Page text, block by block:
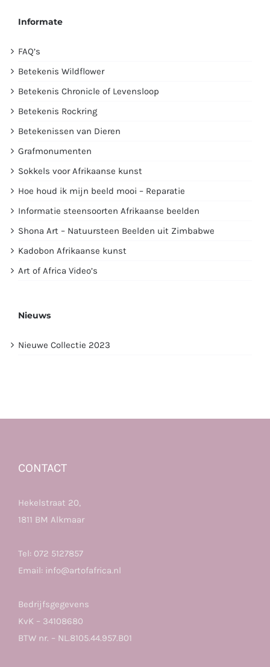
Informate
FAQ’s
Betekenis Wildflower
Betekenis Chronicle of Levensloop
Betekenis Rockring
Betekenissen van Dieren
Grafmonumenten
Sokkels voor Afrikaanse kunst
Hoe houd ik mijn beeld mooi – Reparatie
Informatie steensoorten Afrikaanse beelden
Shona Art – Natuursteen Beelden uit Zimbabwe
Kadobon Afrikaanse kunst
Art of Africa Video’s
Nieuws
Nieuwe Collectie 2023
CONTACT
Hekelstraat 20,
1811 BM Alkmaar
Tel: 072 5127857
Email: info@artofafrica.nl
Bedrijfsgegevens
KvK – 34108680
BTW nr. – NL.8105.44.957.B01